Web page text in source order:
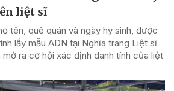
liệt sĩ
tên, quê quán và ngày hy sinh, được
lấy mẫu ADN tại Nghĩa trang Liệt sĩ
mở ra cơ hội xác định danh tính của liệt